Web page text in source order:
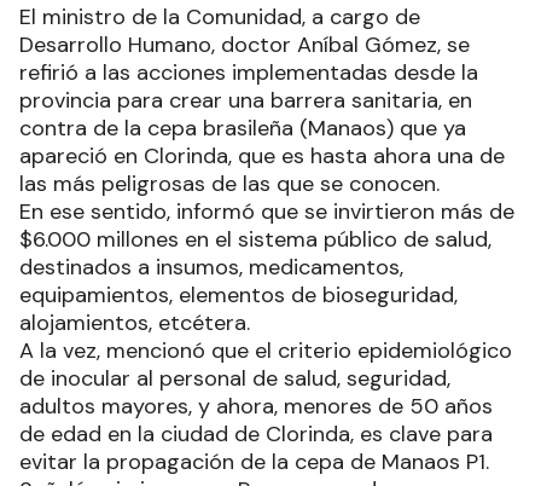
El ministro de la Comunidad, a cargo de
Desarrollo Humano, doctor Aníbal Gómez, se
refirió a las acciones implementadas desde la
provincia para crear una barrera sanitaria, en
contra de la cepa brasileña (Manaos) que ya
apareció en Clorinda, que es hasta ahora una de
las más peligrosas de las que se conocen.
En ese sentido, informó que se invirtieron más de
$6.000 millones en el sistema público de salud,
destinados a insumos, medicamentos,
equipamientos, elementos de bioseguridad,
alojamientos, etcétera.
A la vez, mencionó que el criterio epidemiológico
de inocular al personal de salud, seguridad,
adultos mayores, y ahora, menores de 50 años
de edad en la ciudad de Clorinda, es clave para
evitar la propagación de la cepa de Manaos P1.